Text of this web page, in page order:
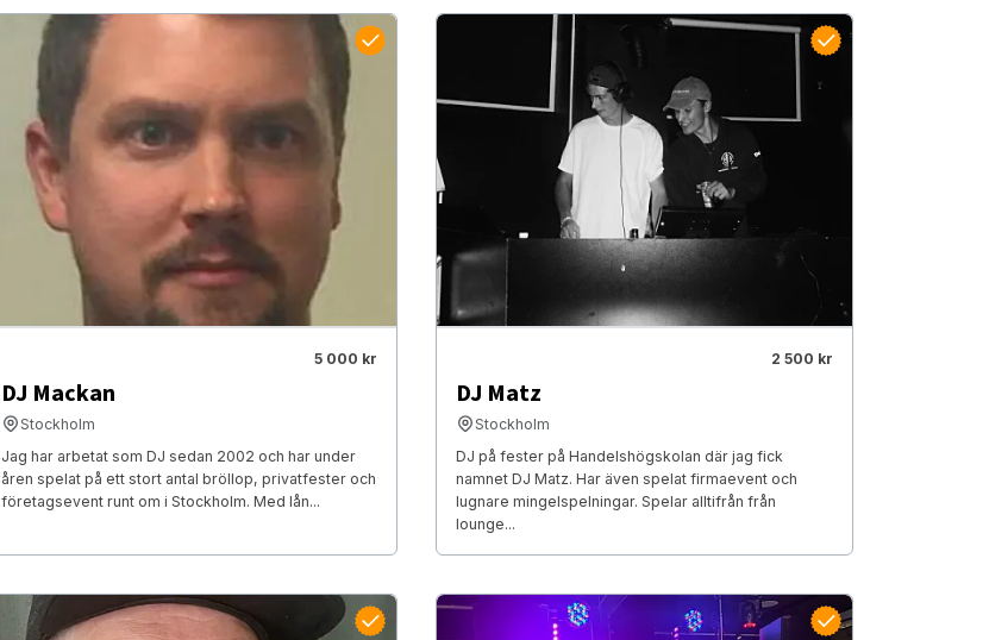
5 000 kr
DJ Mackan
Stockholm
Jag har arbetat som DJ sedan 2002 och har under
åren spelat på ett stort antal bröllop, privatfester och
företagsevent runt om i Stockholm. Med lån...
2 500 kr
DJ Matz
Stockholm
DJ på fester på Handelshögskolan där jag fick
namnet DJ Matz. Har även spelat firmaevent och
lugnare mingelspelningar. Spelar alltifrån från
lounge...